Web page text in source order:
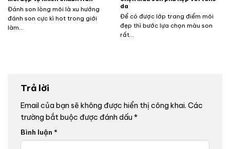
Đánh son lòng môi là xu hướng
đánh son cực kì hot trong giới
làm...
da
Để có được lớp trang điểm môi
đẹp thì bước lựa chọn màu son
rất...
Trả lời
Email của bạn sẽ không được hiển thị công khai. Các
trường bắt buộc được đánh dấu *
Bình luận *